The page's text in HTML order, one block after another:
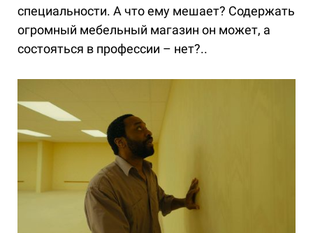
специальности. А что ему мешает? Содержать
огромный мебельный магазин он может, а
состояться в профессии – нет?..